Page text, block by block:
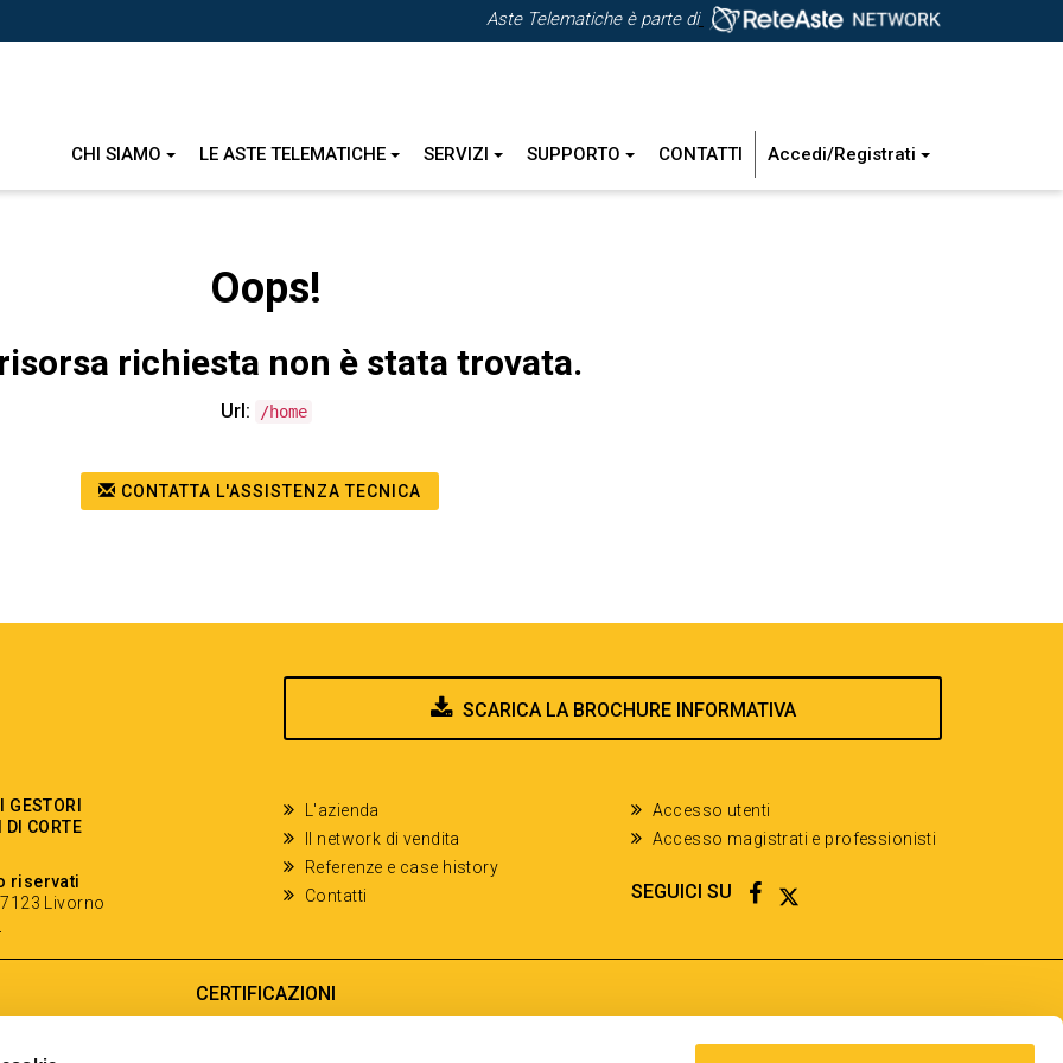
Aste Telematiche è parte di
CHI SIAMO LE ASTE TELEMATICHE SERVIZI SUPPORTO CONTATTI Accedi/Registrati
Oops!
richiesta non è stata trovata.
Url: /home
CONTATTA L'ASSISTENZA TECNICA
SCARICA LA BROCHURE INFORMATIVA
DI CORTE
riservati
Livorno
L'azienda
Il network di vendita
Referenze e case history
Contatti
Accesso utenti
Accesso magistrati e professionisti
SEGUICI SU FACEBOOK
TWITTER
CERTIFICAZIONI